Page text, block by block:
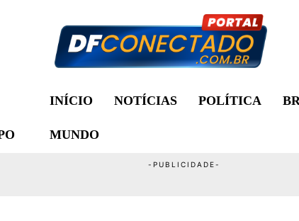
INÍCIO NOTÍCIAS POLÍTICA
MUNDO